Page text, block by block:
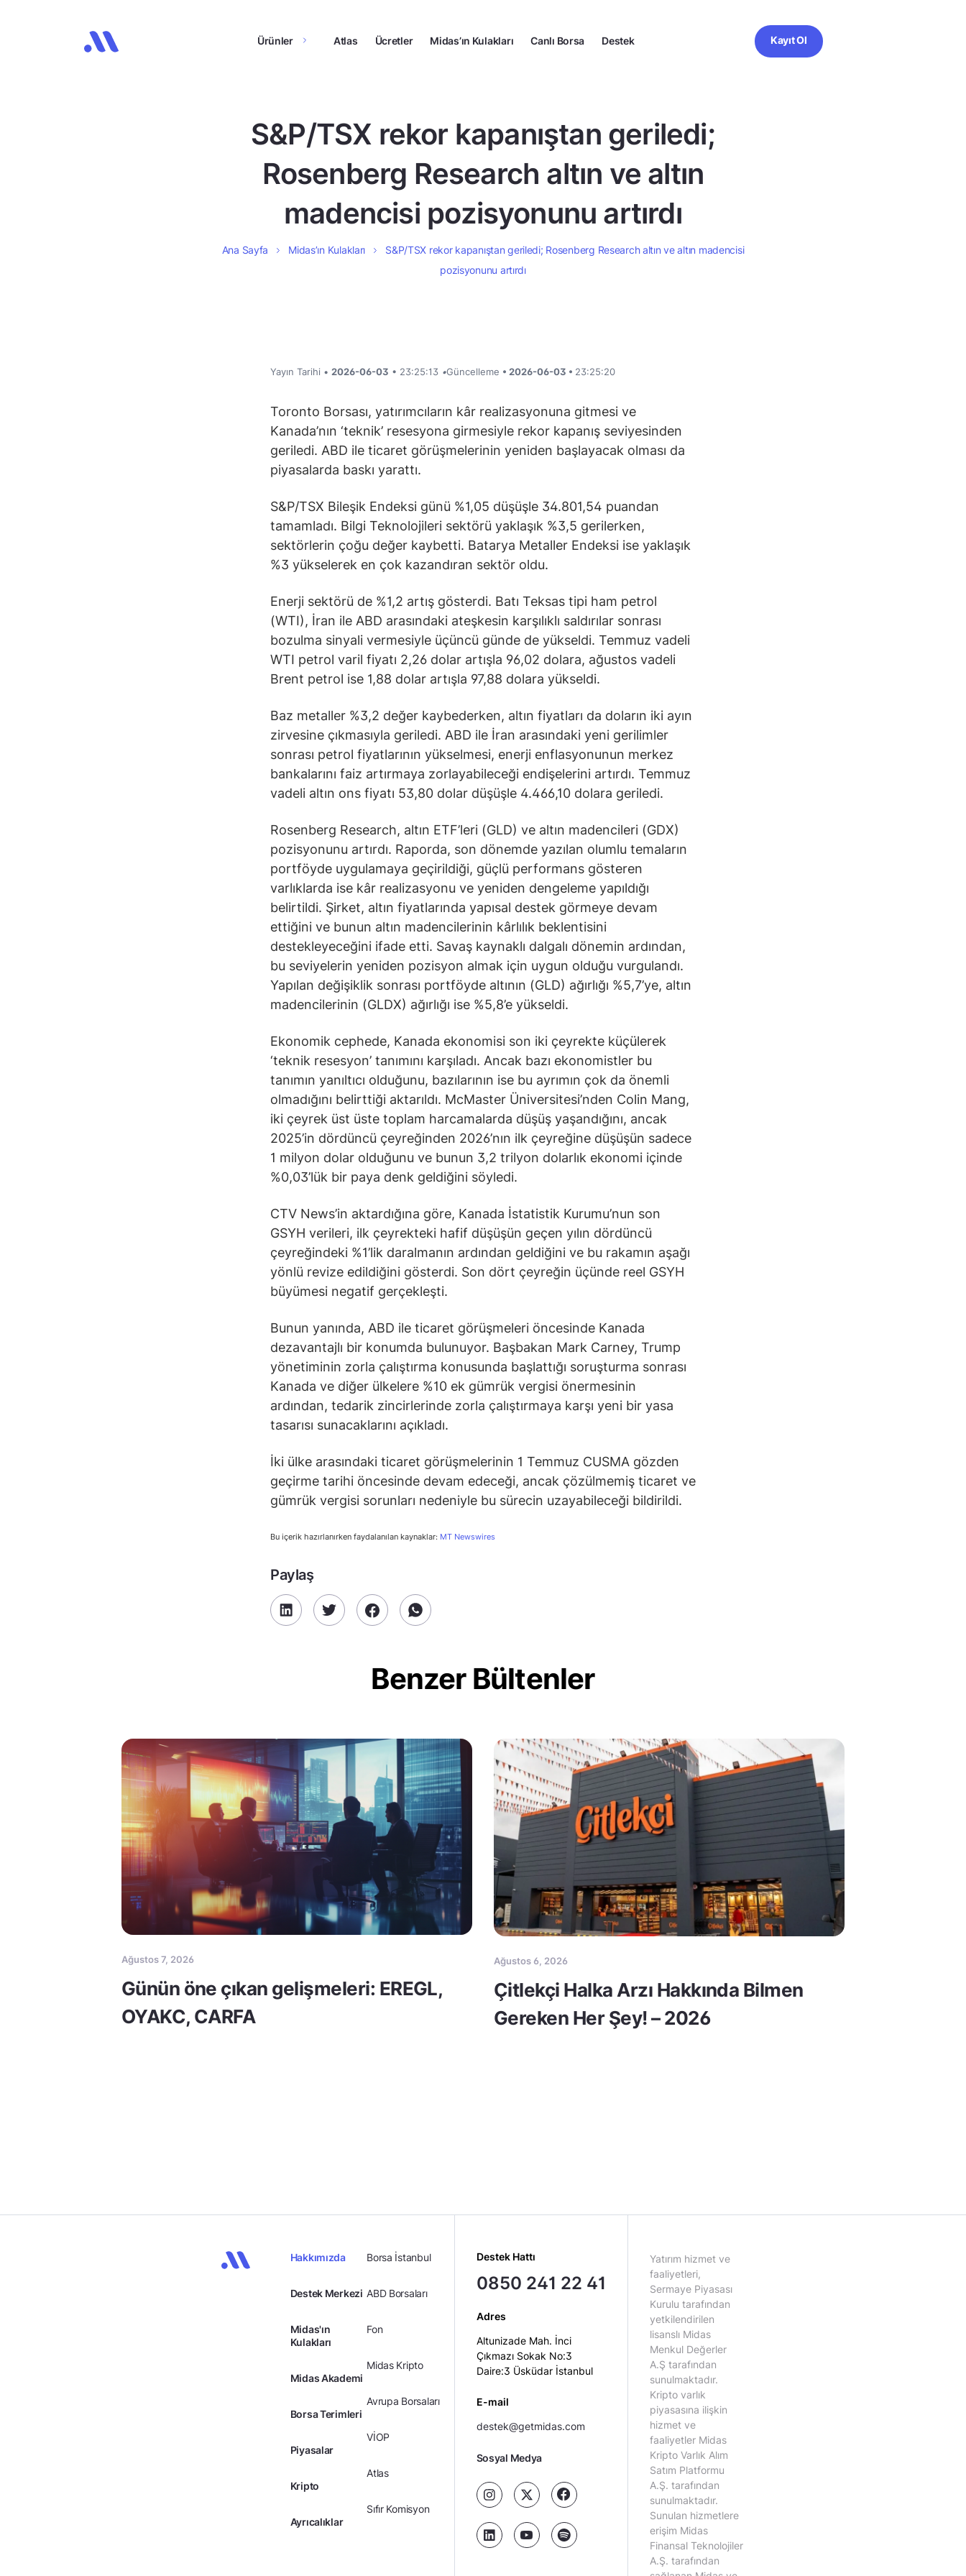
Ürünler Atlas Ücretler Midas’ın Kulakları Canlı Borsa Destek Kayıt Ol
S&P/TSX rekor kapanıştan geriledi;
Rosenberg Research altın ve altın
madencisi pozisyonunu artırdı
Ana Sayfa Midas’ın Kulakları
S&P/TSX rekor kapanıştan geriledi; Rosenberg Research altın ve altın madencisi
pozisyonunu artırdı
Yayın Tarihi • 2026-06-03 • 23:25:13 •Güncelleme • 2026-06-03 • 23:25:20
Toronto Borsası, yatırımcıların kâr realizasyonuna gitmesi ve
Kanada’nın ‘teknik’ resesyona girmesiyle rekor kapanış seviyesinden
geriledi. ABD ile ticaret görüşmelerinin yeniden başlayacak olması da
piyasalarda baskı yarattı.
S&P/TSX Bileşik Endeksi günü %1,05 düşüşle 34.801,54 puandan
tamamladı. Bilgi Teknolojileri sektörü yaklaşık %3,5 gerilerken,
sektörlerin çoğu değer kaybetti. Batarya Metaller Endeksi ise yaklaşık
%3 yükselerek en çok kazandıran sektör oldu.
Enerji sektörü de %1,2 artış gösterdi. Batı Teksas tipi ham petrol
(WTI), İran ile ABD arasındaki ateşkesin karşılıklı saldırılar sonrası
bozulma sinyali vermesiyle üçüncü günde de yükseldi. Temmuz vadeli
WTI petrol varil fiyatı 2,26 dolar artışla 96,02 dolara, ağustos vadeli
Brent petrol ise 1,88 dolar artışla 97,88 dolara yükseldi.
Baz metaller %3,2 değer kaybederken, altın fiyatları da doların iki ayın
zirvesine çıkmasıyla geriledi. ABD ile İran arasındaki yeni gerilimler
sonrası petrol fiyatlarının yükselmesi, enerji enflasyonunun merkez
bankalarını faiz artırmaya zorlayabileceği endişelerini artırdı. Temmuz
vadeli altın ons fiyatı 53,80 dolar düşüşle 4.466,10 dolara geriledi.
Rosenberg Research, altın ETF’leri (GLD) ve altın madencileri (GDX)
pozisyonunu artırdı. Raporda, son dönemde yazılan olumlu temaların
portföyde uygulamaya geçirildiği, güçlü performans gösteren
varlıklarda ise kâr realizasyonu ve yeniden dengeleme yapıldığı
belirtildi. Şirket, altın fiyatlarında yapısal destek görmeye devam
ettiğini ve bunun altın madencilerinin kârlılık beklentisini
destekleyeceğini ifade etti. Savaş kaynaklı dalgalı dönemin ardından,
bu seviyelerin yeniden pozisyon almak için uygun olduğu vurgulandı.
Yapılan değişiklik sonrası portföyde altının (GLD) ağırlığı %5,7’ye, altın
madencilerinin (GLDX) ağırlığı ise %5,8’e yükseldi.
Ekonomik cephede, Kanada ekonomisi son iki çeyrekte küçülerek
‘teknik resesyon’ tanımını karşıladı. Ancak bazı ekonomistler bu
tanımın yanıltıcı olduğunu, bazılarının ise bu ayrımın çok da önemli
olmadığını belirttiği aktarıldı. McMaster Üniversitesi’nden Colin Mang,
iki çeyrek üst üste toplam harcamalarda düşüş yaşandığını, ancak
2025’in dördüncü çeyreğinden 2026’nın ilk çeyreğine düşüşün sadece
1 milyon dolar olduğunu ve bunun 3,2 trilyon dolarlık ekonomi içinde
%0,03’lük bir paya denk geldiğini söyledi.
CTV News’in aktardığına göre, Kanada İstatistik Kurumu’nun son
GSYH verileri, ilk çeyrekteki hafif düşüşün geçen yılın dördüncü
çeyreğindeki %1’lik daralmanın ardından geldiğini ve bu rakamın aşağı
yönlü revize edildiğini gösterdi. Son dört çeyreğin üçünde reel GSYH
büyümesi negatif gerçekleşti.
Bunun yanında, ABD ile ticaret görüşmeleri öncesinde Kanada
dezavantajlı bir konumda bulunuyor. Başbakan Mark Carney, Trump
yönetiminin zorla çalıştırma konusunda başlattığı soruşturma sonrası
Kanada ve diğer ülkelere %10 ek gümrük vergisi önermesinin
ardından, tedarik zincirlerinde zorla çalıştırmaya karşı yeni bir yasa
tasarısı sunacaklarını açıkladı.
İki ülke arasındaki ticaret görüşmelerinin 1 Temmuz CUSMA gözden
geçirme tarihi öncesinde devam edeceği, ancak çözülmemiş ticaret ve
gümrük vergisi sorunları nedeniyle bu sürecin uzayabileceği bildirildi.
Bu içerik hazırlanırken faydalanılan kaynaklar: MT Newswires
Paylaş
Benzer Bültenler
Ağustos 7, 2026
Günün öne çıkan gelişmeleri: EREGL,
OYAKC, CARFA
Ağustos 6, 2026
Çitlekçi Halka Arzı Hakkında Bilmen
Gereken Her Şey! – 2026
Hakkımızda
Destek Merkezi
Midas'ın
Kulakları
Midas Akademi
Borsa Terimleri
Piyasalar
Kripto
Ayrıcalıklar
Borsa İstanbul
ABD Borsaları
Fon
Midas Kripto
Avrupa Borsaları
VİOP
Atlas
Sıfır Komisyon
Destek Hattı
0850 241 22 41
Adres
Altunizade Mah. İnci
Çıkmazı Sokak No:3
Daire:3 Üsküdar İstanbul
E-mail
destek@getmidas.com
Sosyal Medya
Yatırım hizmet ve
faaliyetleri,
Sermaye Piyasası
Kurulu tarafından
yetkilendirilen
lisanslı Midas
Menkul Değerler
A.Ş tarafından
sunulmaktadır.
Kripto varlık
piyasasına ilişkin
hizmet ve
faaliyetler Midas
Kripto Varlık Alım
Satım Platformu
A.Ş. tarafından
sunulmaktadır.
Sunulan hizmetlere
erişim Midas
Finansal Teknolojiler
A.Ş. tarafından